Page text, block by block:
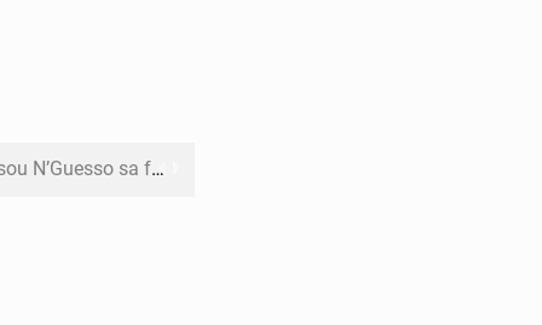
sa feuille de route